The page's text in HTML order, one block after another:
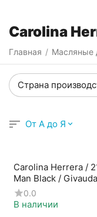
Carolina
Главная / Масляные
Страна
От А до Я
Carolina Herrera /
Man Black /
Premium
0.0
В наличии